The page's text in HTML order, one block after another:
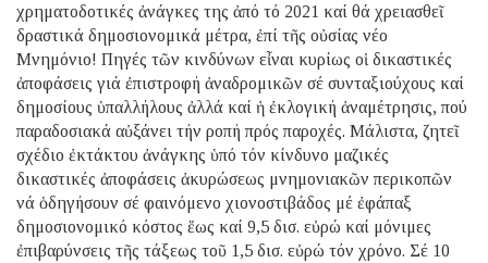
χρηματοδοτικές ἀνάγκες της ἀπό τό 2021 καί θά χρειασθεῖ
δραστικά δημοσιονομικά μέτρα, ἐπί τῆς οὐσίας νέο
Μνημόνιο! Πηγές τῶν κινδύνων εἶναι κυρίως οἱ δικαστικές
ἀποφάσεις γιά ἐπιστροφή ἀναδρομικῶν σέ συνταξιούχους καί
δημοσίους ὑπαλλήλους ἀλλά καί ἡ ἐκλογική ἀναμέτρησις, πού
παραδοσιακά αὐξάνει τήν ροπή πρός παροχές. Μάλιστα, ζητεῖ
σχέδιο ἐκτάκτου ἀνάγκης ὑπό τόν κίνδυνο μαζικές
δικαστικές ἀποφάσεις ἀκυρώσεως μνημονιακῶν περικοπῶν
νά ὁδηγήσουν σέ φαινόμενο χιονοστιβάδος μέ ἐφάπαξ
δημοσιονομικό κόστος ἕως καί 9,5 δισ. εὐρώ καί μόνιμες
ἐπιβαρύνσεις τῆς τάξεως τοῦ 1,5 δισ. εὐρώ τόν χρόνο. Σέ 10